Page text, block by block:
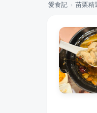
愛食記 › 苗栗精